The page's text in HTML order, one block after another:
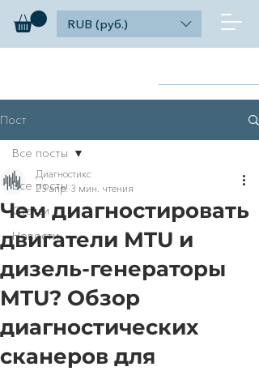
RUB (руб.)
Пост
Все посты
Статьи
Новости
Все посты
Чем диагностировать
двигатели MTU и
дизель-генераторы
MTU? Обзор
диагностических
сканеров для
Диагностикс
23 апр. 3 мин. чтения